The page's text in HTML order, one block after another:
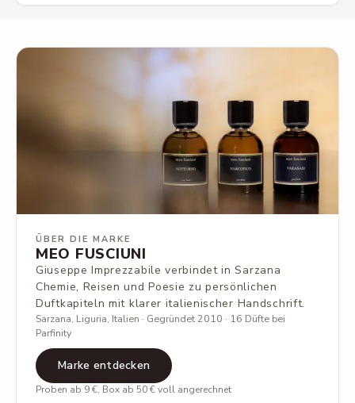
ÜBER DIE MARKE
MEO FUSCIUNI
Giuseppe Imprezzabile verbindet in Sarzana
Chemie, Reisen und Poesie zu persönlichen
Duftkapiteln mit klarer italienischer Handschrift.
Sarzana, Liguria, Italien · Gegründet 2010 · 16 Düfte bei
Parfinity
Marke entdecken
Proben ab 9 €, Box ab 50 € voll angerechnet